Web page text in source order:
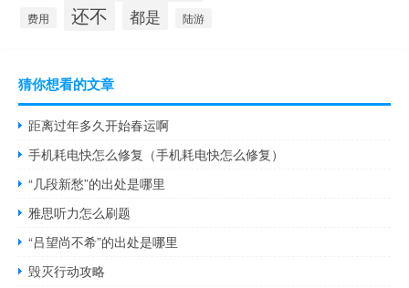
费用 还不 都是 陆游
猜你想看的文章
距离过年多久开始春运啊
手机耗电快怎么修复（手机耗电快怎么修复）
“几段新愁”的出处是哪里
雅思听力怎么刷题
“吕望尚不希”的出处是哪里
毁灭行动攻略